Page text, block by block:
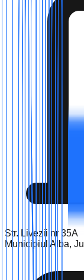
Str. Livezii nr 35A
Municipiul Alba,